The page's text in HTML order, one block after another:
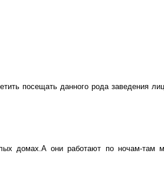
посещать данного рода заведения
домах.А они работают по ночам-там